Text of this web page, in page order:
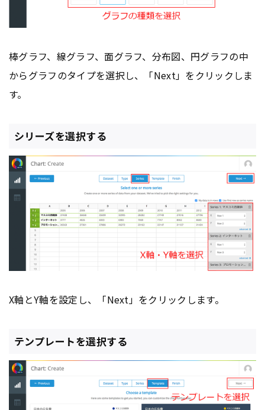
棒グラフ、線グラフ、面グラフ、分布図、円グラフの中
からグラフのタイプを選択し、「Next」をクリックしま
す。
シリーズを選択する
X軸とY軸を設定し、「Next」をクリックします。
テンプレートを選択する